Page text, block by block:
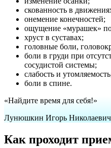
скованность в
онемение конечностей;
ощущение «мурашек»
хруст в суставах;
головные боли,
боли в груди при
сосудистой системы;
слабость и
боли в спине.
«Найдите время для себя!»
Лунюшкин Игорь Николаевич
Как проходит